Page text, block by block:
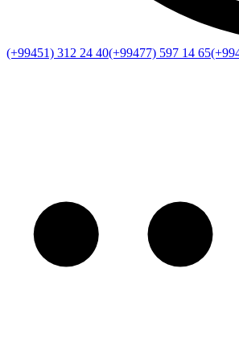
(+99451) 312 24 40(+99477) 597 14 65